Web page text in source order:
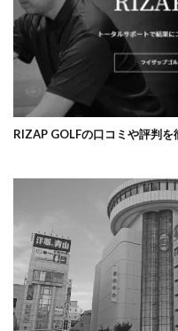
RIZAP GOLFの口コミや評判